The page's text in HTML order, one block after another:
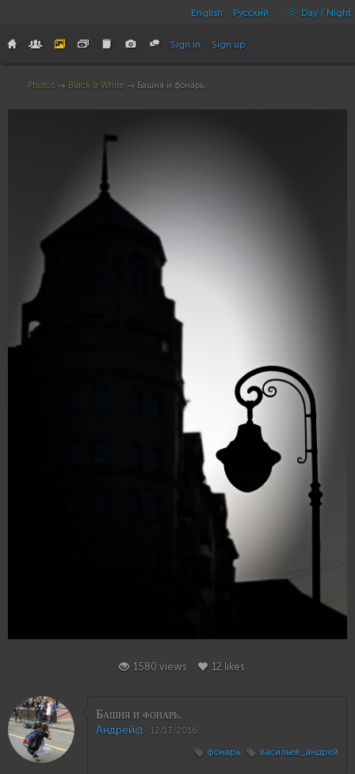
English Русский Day / Night
Sign in Sign up
Photos → Black & White → Башня и фонарь.
1580 views 12 likes
Башня и фонарь.
Андрей@ 12/13/2016
фонарь васильев_андрей